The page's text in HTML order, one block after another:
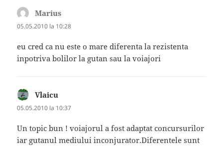
Marius
05.05.2010 la 10:28
eu cred ca nu este o mare diferenta la rezistenta
inpotriva bolilor la gutan sau la voiajori
Vlaicu
05.05.2010 la 10:37
Un topic bun ! voiajorul a fost adaptat concursurilor
iar gutanul mediului inconjurator.Diferentele sunt